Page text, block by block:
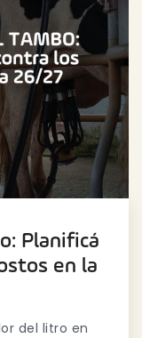
Planificá
en la
del litro en